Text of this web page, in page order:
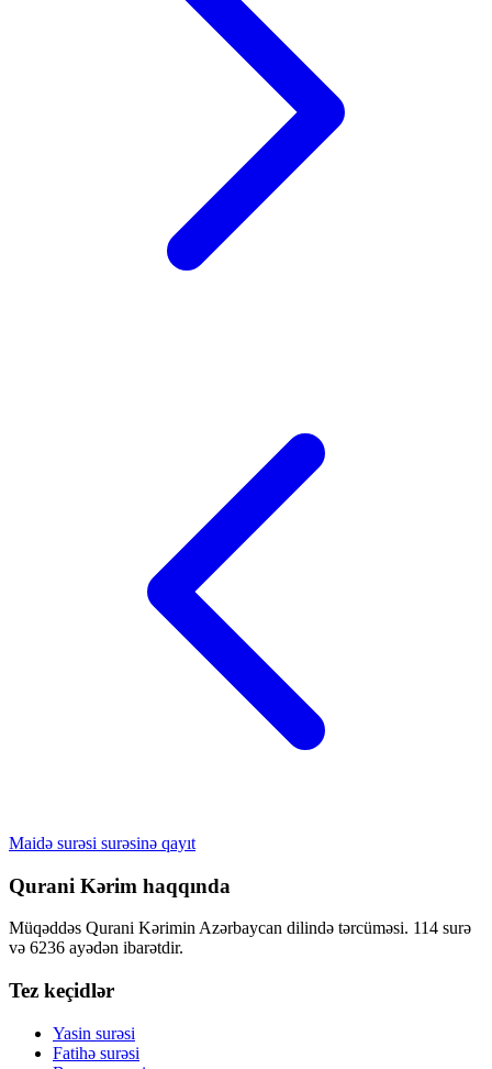
Maidə surəsi surəsinə qayıt
Qurani Kərim haqqında
Müqəddəs Qurani Kərimin Azərbaycan dilində tərcüməsi. 114 surə
və 6236 ayədən ibarətdir.
Tez keçidlər
Yasin surəsi
Fatihə surəsi